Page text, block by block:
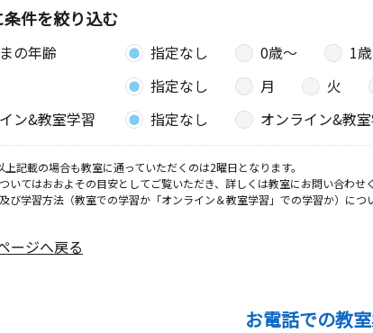
条件を絞り込む
の年齢 指定なし 0歳〜 1
指定なし 月 火
ン&教室学習
指定なし オンライン&教
記載の場合も教室に通っていただくのは2曜日となります。
いてはおおよその目安としてご覧いただき、詳しくは教室にお問い合わせ
び学習方法（教室での学習か「オンライン＆教室学習」での学習か）につ
ージへ戻る
お電話での教